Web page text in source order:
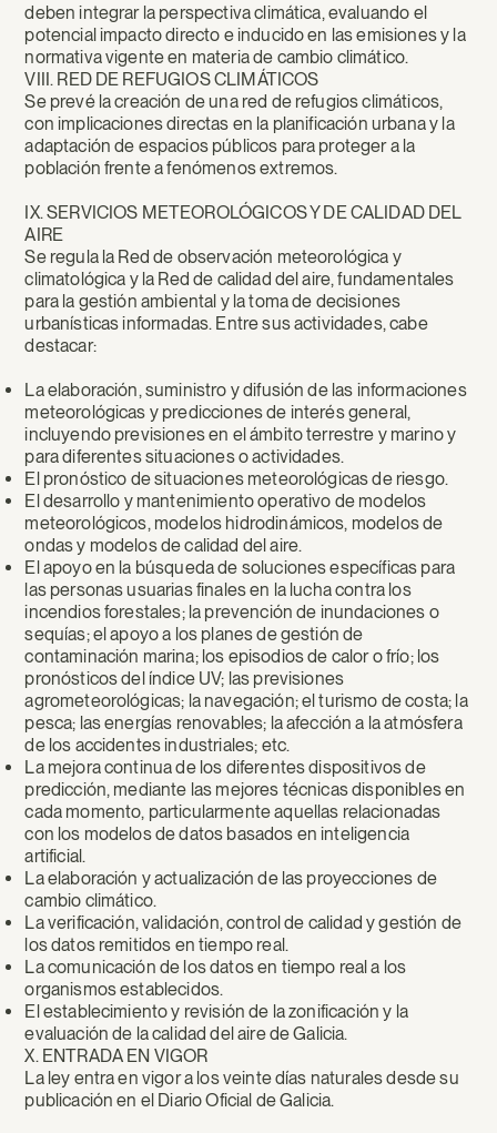
deben integrar la perspectiva climática, evaluando el
potencial impacto directo e inducido en las emisiones y la
normativa vigente en materia de cambio climático.
VIII. RED DE REFUGIOS CLIMÁTICOS
Se prevé la creación de una red de refugios climáticos,
con implicaciones directas en la planificación urbana y la
adaptación de espacios públicos para proteger a la
población frente a fenómenos extremos.
IX. SERVICIOS METEOROLÓGICOS Y DE CALIDAD DEL
AIRE
Se regula la Red de observación meteorológica y
climatológica y la Red de calidad del aire, fundamentales
para la gestión ambiental y la toma de decisiones
urbanísticas informadas. Entre sus actividades, cabe
destacar:
La elaboración, suministro y difusión de las informaciones
meteorológicas y predicciones de interés general,
incluyendo previsiones en el ámbito terrestre y marino y
para diferentes situaciones o actividades.
El pronóstico de situaciones meteorológicas de riesgo.
El desarrollo y mantenimiento operativo de modelos
meteorológicos, modelos hidrodinámicos, modelos de
ondas y modelos de calidad del aire.
El apoyo en la búsqueda de soluciones específicas para
las personas usuarias finales en la lucha contra los
incendios forestales; la prevención de inundaciones o
sequías; el apoyo a los planes de gestión de
contaminación marina; los episodios de calor o frío; los
pronósticos del índice UV; las previsiones
agrometeorológicas; la navegación; el turismo de costa; la
pesca; las energías renovables; la afección a la atmósfera
de los accidentes industriales; etc.
La mejora continua de los diferentes dispositivos de
predicción, mediante las mejores técnicas disponibles en
cada momento, particularmente aquellas relacionadas
con los modelos de datos basados en inteligencia
artificial.
La elaboración y actualización de las proyecciones de
cambio climático.
La verificación, validación, control de calidad y gestión de
los datos remitidos en tiempo real.
La comunicación de los datos en tiempo real a los
organismos establecidos.
El establecimiento y revisión de la zonificación y la
evaluación de la calidad del aire de Galicia.
X. ENTRADA EN VIGOR
La ley entra en vigor a los veinte días naturales desde su
publicación en el Diario Oficial de Galicia.